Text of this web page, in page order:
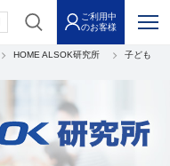
ご利用中
のお客様
HOME ALSOK研究所
子ども